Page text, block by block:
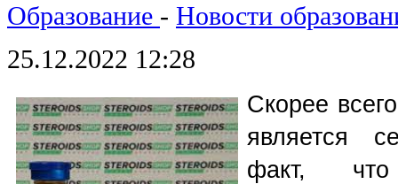
Образование - Новости
25.12.2022 12:28
Скорее
является
факт,